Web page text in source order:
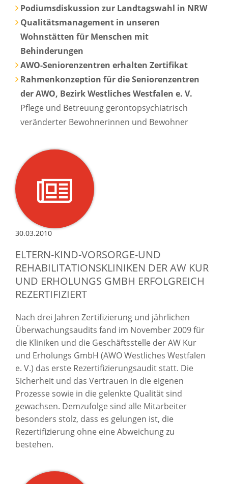
Podiumsdiskussion zur Landtagswahl in NRW
Qualitätsmanagement in unseren
Wohnstätten für Menschen mit
Behinderungen
AWO-Seniorenzentren erhalten Zertifikat
Rahmenkonzeption für die Seniorenzentren
der AWO, Bezirk Westliches Westfalen e. V.
Pflege und Betreuung gerontopsychiatrisch
veränderter Bewohnerinnen und Bewohner
30.03.2010
ELTERN-KIND-VORSORGE-UND
REHABILITATIONSKLINIKEN DER AW KUR
UND ERHOLUNGS GMBH ERFOLGREICH
REZERTIFIZIERT
Nach drei Jahren Zertifizierung und jährlichen
Überwachungsaudits fand im November 2009 für
die Kliniken und die Geschäftsstelle der AW Kur
und Erholungs GmbH (AWO Westliches Westfalen
e. V.) das erste Rezertifizierungsaudit statt. Die
Sicherheit und das Vertrauen in die eigenen
Prozesse sowie in die gelenkte Qualität sind
gewachsen. Demzufolge sind alle Mitarbeiter
besonders stolz, dass es gelungen ist, die
Rezertifizierung ohne eine Abweichung zu
bestehen.